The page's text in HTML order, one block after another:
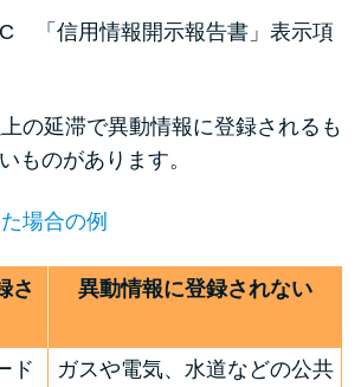
「信用情報開示報告書」表示項
の延滞で異動情報に登録されるも
ものがあります。
場合の例
さ
異動情報に登録されない
ド
ガスや電気、水道などの公共